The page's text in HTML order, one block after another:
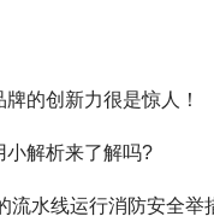
的创新力很是惊人！
小解析来了解吗?
流水线运行消防安全举